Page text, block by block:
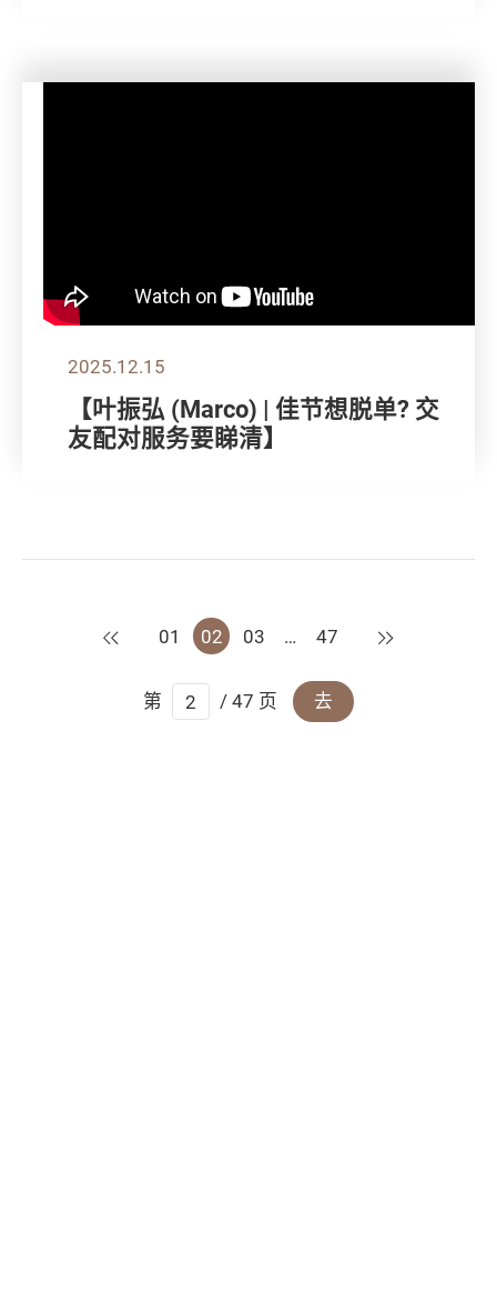
2025.12.15
【叶振弘 (Marco) | 佳节想脱单? 交
友配对服务要睇清】
上一页
01 02 03 … 47 下一页
第 / 47 页 去